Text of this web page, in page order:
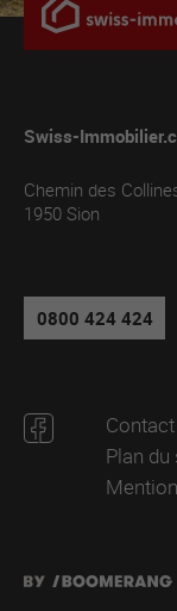
Swiss-
Chemin des
1950 Sion
0800 424 424
Contact
Plan du